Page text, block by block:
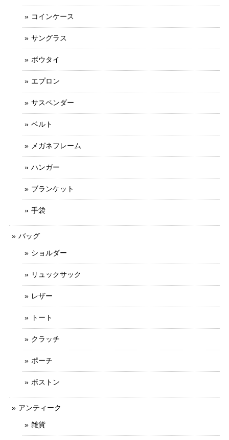
コインケース
サングラス
ボウタイ
エプロン
サスペンダー
ベルト
メガネフレーム
ハンガー
ブランケット
手袋
バッグ
ショルダー
リュックサック
レザー
トート
クラッチ
ポーチ
ボストン
アンティーク
雑貨